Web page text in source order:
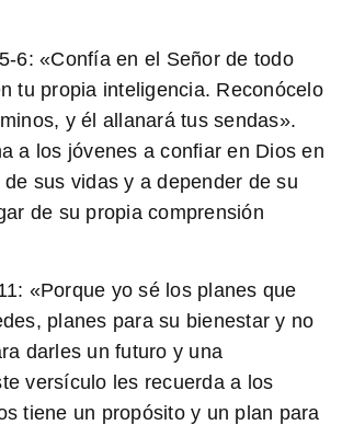
6: «Confía en el Señor de todo
tu propia inteligencia. Reconócelo
y él allanará tus sendas».
a los jóvenes a confiar en Dios en
sus vidas y a depender de su
de su propia comprensión
«Porque yo sé los planes que
planes para su bienestar y no
darles un futuro y una
versículo les recuerda a los
tiene un propósito y un plan para